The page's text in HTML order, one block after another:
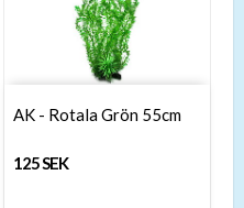
AK - Rotala Grön 55cm
125 SEK